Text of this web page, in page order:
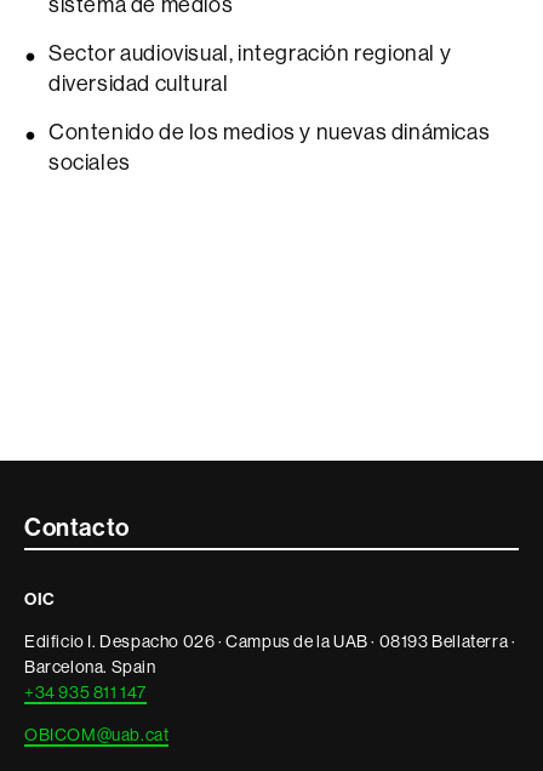
sistema de medios
Sector audiovisual, integración regional y
diversidad cultural
Contenido de los medios y nuevas dinámicas
sociales
Contacte
informació
legal
Contacto
OIC
Edificio I. Despacho 026 · Campus de la UAB · 08193 Bellaterra ·
Barcelona. Spain
+34 935 811 147
OBICOM@uab.cat